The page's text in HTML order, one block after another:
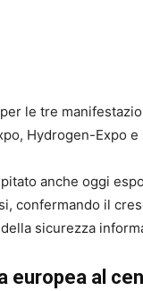
le tre
Hydrogen-Expo e
anche oggi
confermando il
sicurezza
europea al